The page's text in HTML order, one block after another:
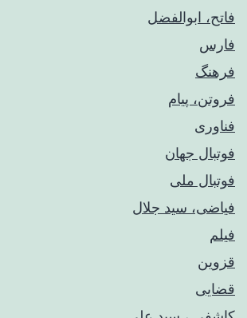
فاتح، ابوالفضل
فارس
فرهنگ
فروتن، پیام
فناوری
فوتبال جهان
فوتبال ملی
فیاضی، سید جلال
فیلم
قزوین
قضایی